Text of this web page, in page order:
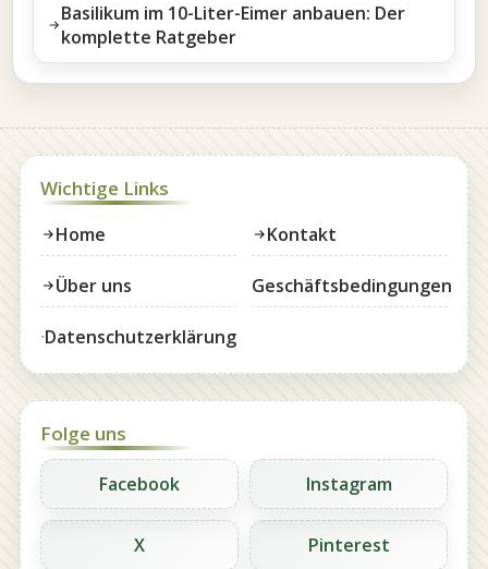
Basilikum im 10-Liter-Eimer anbauen: Der
komplette Ratgeber
Wichtige Links
Home Kontakt
Über uns Geschäftsbedingungen
Datenschutzerklärung
Folge uns
Facebook Instagram
X Pinterest